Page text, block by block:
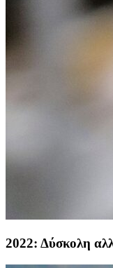
2022: Δύσκολη